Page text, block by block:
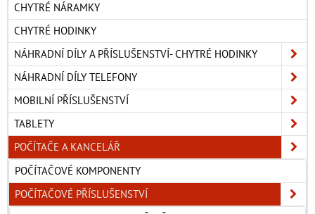
CHYTRÉ NÁRAMKY
CHYTRÉ HODINKY
NÁHRADNÍ DÍLY A PŘÍSLUŠENSTVÍ- CHYTRÉ HODINKY
NÁHRADNÍ DÍLY TELEFONY
MOBILNÍ PŘÍSLUŠENSTVÍ
TABLETY
POČÍTAČE A KANCELÁŘ
POČÍTAČOVÉ KOMPONENTY
POČÍTAČOVÉ PŘÍSLUŠENSTVÍ